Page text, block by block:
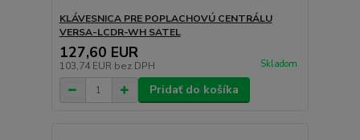
KLÁVESNICA PRE POPLACHOVÚ CENTRÁLU
VERSA-LCDR-WH SATEL
127,60 EUR
103,74 EUR bez DPH Skladom
Pridať do košíka